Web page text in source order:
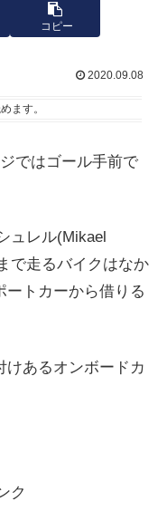
コピー
2020.09.08
ます。
ではゴール手前で
ュレル(Mikael
で走るバイクはなか
ートカーから借りる
けあるオンボードカ
ク